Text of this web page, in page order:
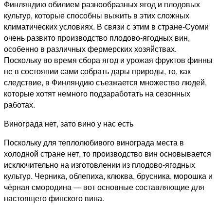
Финляндию обилием разнообразных ягод и плодовых
культур, которые способны выжить в этих сложных
климатических условиях. В связи с этим в стране-Суоми
очень развито производство плодово-ягодных вин,
особенно в различных фермерских хозяйствах.
Поскольку во время сбора ягод и урожая фруктов финны
не в состоянии сами собрать дары природы, то, как
следствие, в Финляндию съезжается множество людей,
которые хотят немного подзаработать на сезонных
работах.
Винограда нет, зато вино у нас есть
Поскольку для теплолюбивого винограда места в
холодной стране нет, то производство вин основывается
исключительно на изготовлении из плодово-ягодных
культур. Черника, облепиха, клюква, брусника, морошка и
чёрная смородина — вот основные составляющие для
настоящего финского вина.